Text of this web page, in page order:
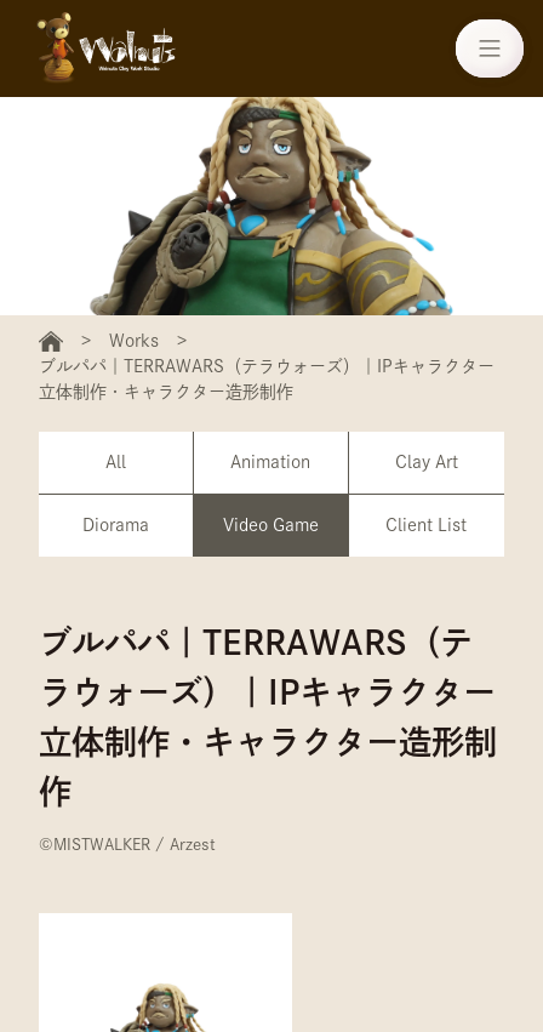
Works
ブルパパ｜TERRAWARS（テラウォーズ）｜IPキャラクター
立体制作・キャラクター造形制作
All Animation Clay Art
Diorama Video Game Client List
ブルパパ｜TERRAWARS（テ
ラウォーズ）｜IPキャラクター
立体制作・キャラクター造形制
作
©︎MISTWALKER / Arzest